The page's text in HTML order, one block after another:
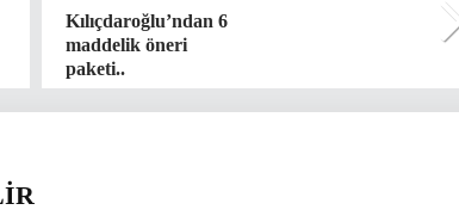
Kılıçdaroğlu’ndan 6
maddelik öneri
paketi..